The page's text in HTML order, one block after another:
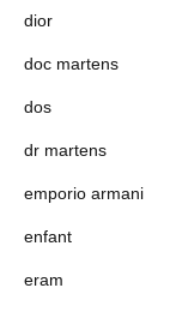
dior
doc martens
dos
dr martens
emporio armani
enfant
eram